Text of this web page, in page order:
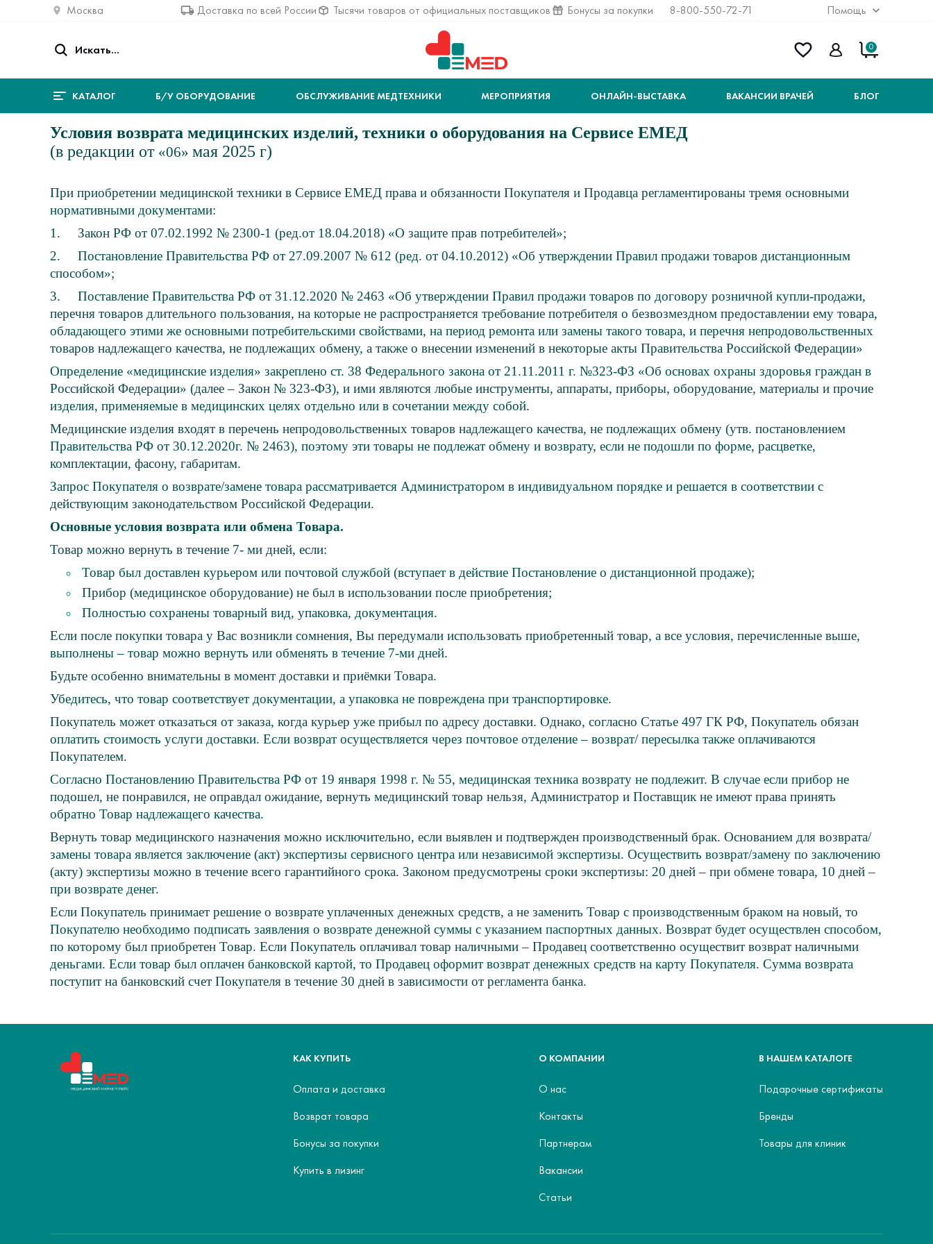
Москва Доставка по всей России Тысячи товаров от официальных поставщиков Бонусы за покупки 8-800-550-72-71 Помощь
0
КАТАЛОГ Б/У ОБОРУДОВАНИЕ ОБСЛУЖИВАНИЕ МЕДТЕХНИКИ МЕРОПРИЯТИЯ ОНЛАЙН-ВЫСТАВКА ВАКАНСИИ ВРАЧЕЙ БЛОГ
Условия возврата медицинских изделий, техники о оборудования на Сервисе ЕМЕД
(в редакции от «06» мая 2025 г)
При приобретении медицинской техники в Сервисе ЕМЕД права и обязанности Покупателя и Продавца регламентированы тремя основными
нормативными документами:
1. Закон РФ от 07.02.1992 № 2300-1 (ред.от 18.04.2018) «О защите прав потребителей»;
2. Постановление Правительства РФ от 27.09.2007 № 612 (ред. от 04.10.2012) «Об утверждении Правил продажи товаров дистанционным
способом»;
3. Поставление Правительства РФ от 31.12.2020 № 2463 «Об утверждении Правил продажи товаров по договору розничной купли-продажи,
перечня товаров длительного пользования, на которые не распространяется требование потребителя о безвозмездном предоставлении ему товара,
обладающего этими же основными потребительскими свойствами, на период ремонта или замены такого товара, и перечня непродовольственных
товаров надлежащего качества, не подлежащих обмену, а также о внесении изменений в некоторые акты Правительства Российской Федерации»
Определение «медицинские изделия» закреплено ст. 38 Федерального закона от 21.11.2011 г. №323-ФЗ «Об основах охраны здоровья граждан в
Российской Федерации» (далее – Закон № 323-ФЗ), и ими являются любые инструменты, аппараты, приборы, оборудование, материалы и прочие
изделия, применяемые в медицинских целях отдельно или в сочетании между собой.
Медицинские изделия входят в перечень непродовольственных товаров надлежащего качества, не подлежащих обмену (утв. постановлением
Правительства РФ от 30.12.2020г. № 2463), поэтому эти товары не подлежат обмену и возврату, если не подошли по форме, расцветке,
комплектации, фасону, габаритам.
Запрос Покупателя о возврате/замене товара рассматривается Администратором в индивидуальном порядке и решается в соответствии с
действующим законодательством Российской Федерации.
Основные условия возврата или обмена Товара.
Товар можно вернуть в течение 7- ми дней, если:
Товар был доставлен курьером или почтовой службой (вступает в действие Постановление о дистанционной продаже);
Прибор (медицинское оборудование) не был в использовании после приобретения;
Полностью сохранены товарный вид, упаковка, документация.
Если после покупки товара у Вас возникли сомнения, Вы передумали использовать приобретенный товар, а все условия, перечисленные выше,
выполнены – товар можно вернуть или обменять в течение 7-ми дней.
Будьте особенно внимательны в момент доставки и приёмки Товара.
Убедитесь, что товар соответствует документации, а упаковка не повреждена при транспортировке.
Покупатель может отказаться от заказа, когда курьер уже прибыл по адресу доставки. Однако, согласно Статье 497 ГК РФ, Покупатель обязан
оплатить стоимость услуги доставки. Если возврат осуществляется через почтовое отделение – возврат/ пересылка также оплачиваются
Покупателем.
Согласно Постановлению Правительства РФ от 19 января 1998 г. № 55, медицинская техника возврату не подлежит. В случае если прибор не
подошел, не понравился, не оправдал ожидание, вернуть медицинский товар нельзя, Администратор и Поставщик не имеют права принять
обратно Товар надлежащего качества.
Вернуть товар медицинского назначения можно исключительно, если выявлен и подтвержден производственный брак. Основанием для возврата/
замены товара является заключение (акт) экспертизы сервисного центра или независимой экспертизы. Осуществить возврат/замену по заключению
(акту) экспертизы можно в течение всего гарантийного срока. Законом предусмотрены сроки экспертизы: 20 дней – при обмене товара, 10 дней –
при возврате денег.
Если Покупатель принимает решение о возврате уплаченных денежных средств, а не заменить Товар с производственным браком на новый, то
Покупателю необходимо подписать заявления о возврате денежной суммы с указанием паспортных данных. Возврат будет осуществлен способом,
по которому был приобретен Товар. Если Покупатель оплачивал товар наличными – Продавец соответственно осуществит возврат наличными
деньгами. Если товар был оплачен банковской картой, то Продавец оформит возврат денежных средств на карту Покупателя. Сумма возврата
поступит на банковский счет Покупателя в течение 30 дней в зависимости от регламента банка.
КАК КУПИТЬ
Оплата и доставка
Возврат товара
Бонусы за покупки
Купить в лизинг
О КОМПАНИИ
О нас
Контакты
Партнерам
Вакансии
Статьи
В НАШЕМ КАТАЛОГЕ
Подарочные сертификаты
Бренды
Товары для клиник